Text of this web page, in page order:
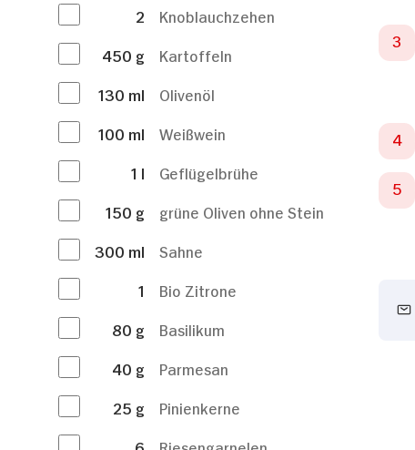
2
Knoblauchzehen
450 g
Kartoffeln
130 ml
Olivenöl
100 ml
Weißwein
1 l
Geflügelbrühe
150 g
grüne Oliven ohne Stein
300 ml
Sahne
1
Bio Zitrone
80 g
Basilikum
40 g
Parmesan
25 g
Pinienkerne